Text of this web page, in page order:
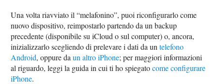
Una volta riavviato il “melafonino”, puoi riconfigurarlo come
nuovo dispositivo, reimpostarlo partendo da un backup
precedente (disponibile su iCloud o sul computer) o, ancora,
inizializzarlo scegliendo di prelevare i dati da untelefono
Android, oppure daun altro iPhone; per maggiori informazioni
al riguardo, leggi la guida in cui ti ho spiegatocome configurare
iPhone.